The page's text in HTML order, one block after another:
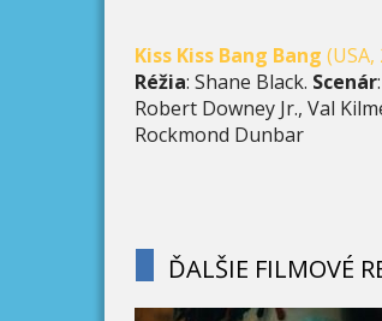
Kiss Kiss Bang Bang (USA,
Réžia: Shane Black. Scenár
Robert Downey Jr., Val
Rockmond Dunbar
ĎALŠIE FILMOVÉ